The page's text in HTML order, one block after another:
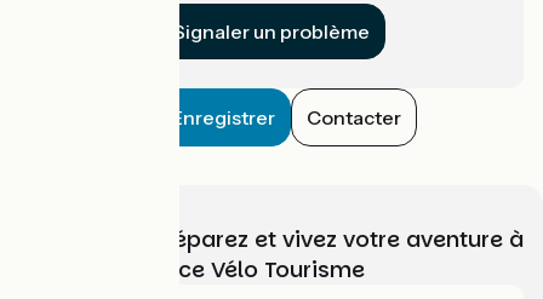
Signaler un problème
Enregistrer Contacter
Choisissez, préparez et vivez votre aventure à
vélo avec France Vélo Tourisme